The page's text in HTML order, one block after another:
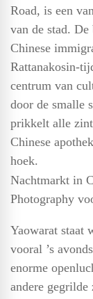
Road, is een
van de stad.
Chinese
Rattanakosin-
centrum van
door de smalle
prikkelt alle
Chinese
hoek.
Nachtmarkt in
Photography
Yaowarat staat
vooral ’s
enorme
andere gegrilde